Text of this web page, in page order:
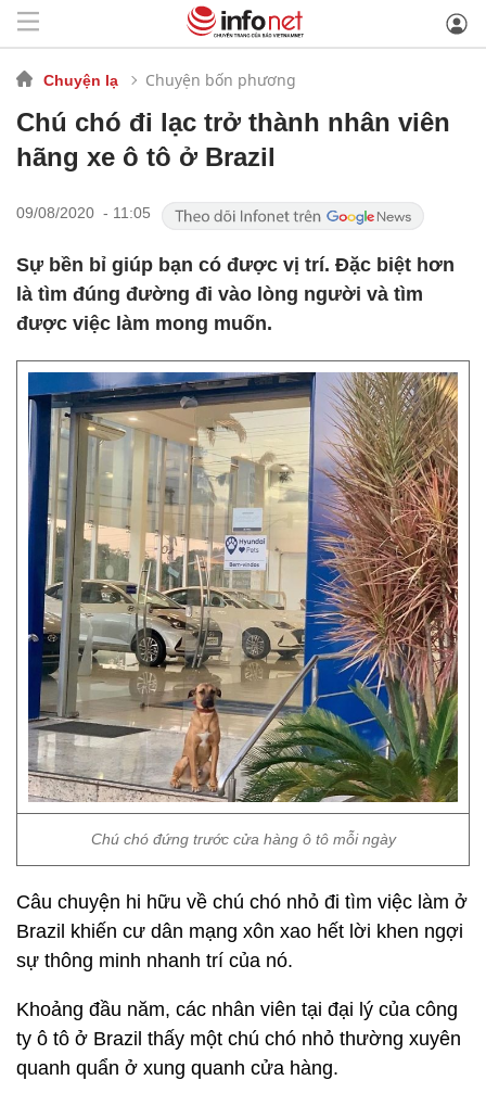
Chuyện lạ Chuyện bốn phương
Chú chó đi lạc trở thành nhân viên
hãng xe ô tô ở Brazil
09/08/2020 - 11:05
Sự bền bỉ giúp bạn có được vị trí. Đặc biệt hơn
là tìm đúng đường đi vào lòng người và tìm
được việc làm mong muốn.
Chú chó đứng trước cửa hàng ô tô mỗi ngày
Câu chuyện hi hữu về chú chó nhỏ đi tìm việc làm ở
Brazil khiến cư dân mạng xôn xao hết lời khen ngợi
sự thông minh nhanh trí của nó.
Khoảng đầu năm, các nhân viên tại đại lý của công
ty ô tô ở Brazil thấy một chú chó nhỏ thường xuyên
quanh quẩn ở xung quanh cửa hàng.